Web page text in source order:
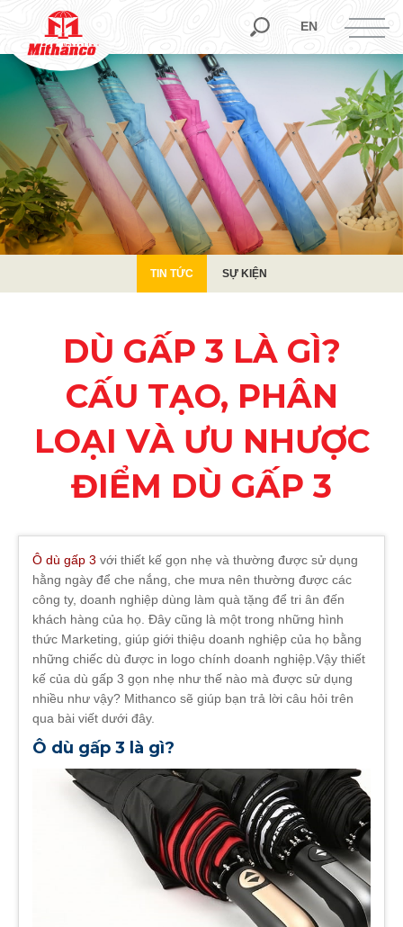
EN
SỰ KIỆN
TIN TỨC SỰ KIỆN
DÙ GẤP 3 LÀ GÌ?
CẤU TẠO, PHÂN
LOẠI VÀ ƯU NHƯỢC
ĐIỂM DÙ GẤP 3
Ô dù gấp 3 với thiết kế gọn nhẹ và thường được sử dụng
hằng ngày để che nắng, che mưa nên thường được các
công ty, doanh nghiệp dùng làm quà tặng để tri ân đến
khách hàng của họ. Đây cũng là một trong những hình
thức Marketing, giúp giới thiệu doanh nghiệp của họ bằng
những chiếc dù được in logo chính doanh nghiệp.Vậy thiết
kế của dù gấp 3 gọn nhẹ như thế nào mà được sử dụng
nhiều như vậy? Mithanco sẽ giúp bạn trả lời câu hỏi trên
qua bài viết dưới đây.
Ô dù gấp 3 là gì?